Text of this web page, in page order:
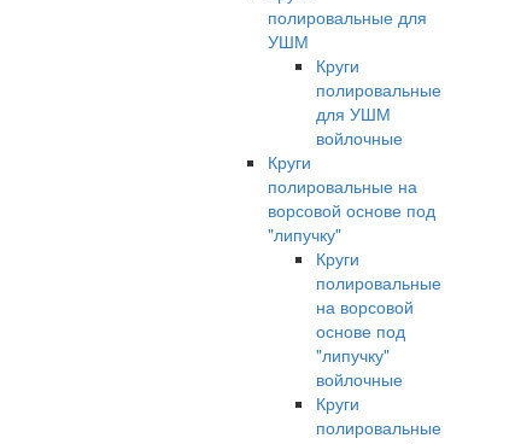
полировальные для
УШМ
Круги
полировальные
для УШМ
войлочные
Круги
полировальные на
ворсовой основе под
"липучку"
Круги
полировальные
на ворсовой
основе под
"липучку"
войлочные
Круги
полировальные